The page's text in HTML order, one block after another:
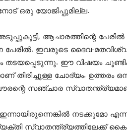
ഒരു യോജിപ്പുമില്ല.
ആചാരത്തിന്റെ
പേരിൽ. ഇവരുടെ ദൈവ-
തടയപ്പെടുന്നു. ഈ വിഷയം
തിരിച്ചുള്ള ചോദ്യം.
സഞ്ചാര
ഇന്നായിരുന്നെങ്കിൽ നടക്കുമോ
സ്വാതന്ത്ര്യത്തിലേക്ക്